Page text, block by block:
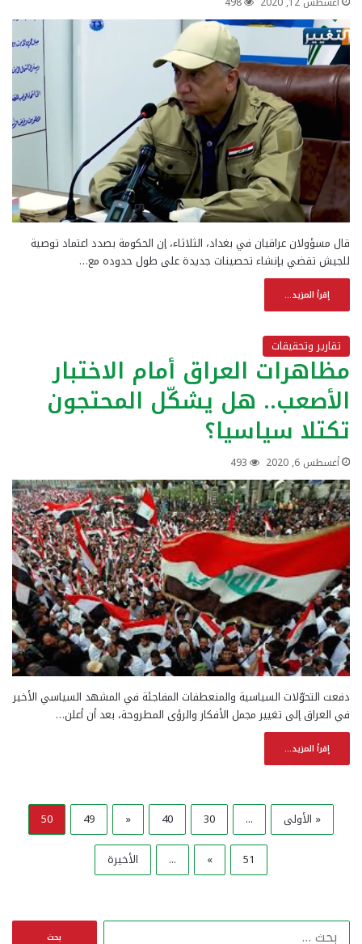
قال مسؤولان عراقيان في بغداد، الثلاثاء، إن الحكومة بصدد اعتماد توصية
للجيش تقضي بإنشاء تحصينات جديدة على طول حدوده مع…
إقرأ المزيد...
تقارير وتحقيقات
مظاهرات العراق أمام الاختبار
الأصعب.. هل يشكّل المحتجون
تكتلا سياسيا؟
أغسطس 6, 2020 493
دفعت التحوّلات السياسية والمنعطفات المفاجئة في المشهد السياسي الأخير
في العراق إلى تغيير مجمل الأفكار والرؤى المطروحة، بعد أن أعلن…
إقرأ المزيد...
« الأولى ...
30
40
«
49
50
51
»
... الأخيرة